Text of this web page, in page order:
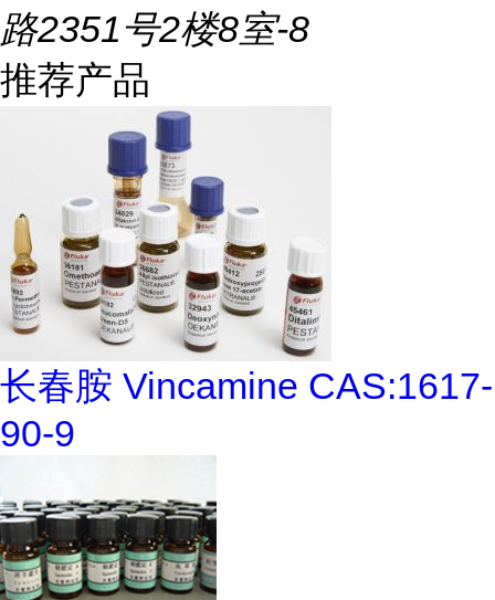
路2351号2楼8室-8
推荐产品
长春胺 Vincamine CAS:1617-
90-9